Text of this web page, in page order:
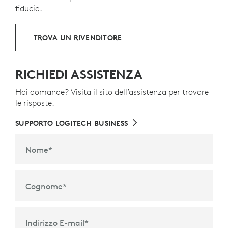
fiducia.
TROVA UN RIVENDITORE
RICHIEDI ASSISTENZA
Hai domande? Visita il sito dell’assistenza per trovare
le risposte.
SUPPORTO LOGITECH BUSINESS
Nome*
Cognome*
Indirizzo E-mail*